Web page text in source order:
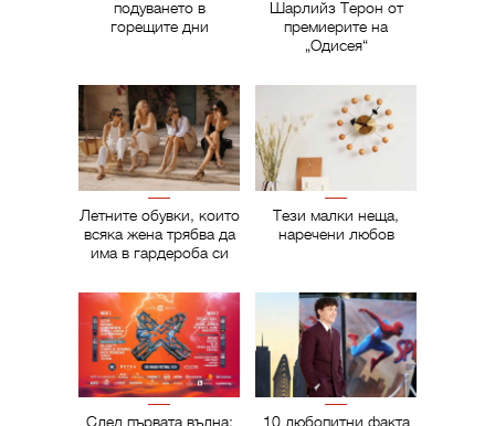
подуването в
горещите дни
Шарлийз Терон от
премиерите на
„Одисея“
Летните обувки, които
всяка жена трябва да
има в гардероба си
Тези малки неща,
наречени любов
След първата вълна:
10 любопитни факта